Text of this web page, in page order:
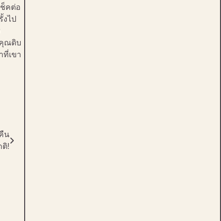
ช็คต่อ
งไป
คุณดิบ
ที่เขา
น
ติ!